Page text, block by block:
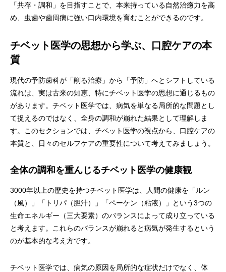
「共存・調和」を目指すことで、本来持っている自然治癒力を高
め、虫歯や歯周病に強い口内環境を育むことができるのです。
チベット医学の思想から学ぶ、口腔ケアの本
質
現代の予防歯科が「削る治療」から「予防」へとシフトしている
流れは、実は古来の知恵、特にチベット医学の思想に通じるもの
があります。チベット医学では、病気を単なる局所的な問題とし
て捉えるのではなく、全身の調和が崩れた結果として理解しま
す。このセクションでは、チベット医学の視点から、口腔ケアの
本質と、日々のセルフケアの重要性について考えてみましょう。
全体の調和を重んじるチベット医学の健康観
3000年以上の歴史を持つチベット医学は、人間の健康を「ルン
（風）」「トリパ（胆汁）」「ペーケン（粘液）」という3つの
生命エネルギー（三大要素）のバランスによって成り立っている
と考えます。これらのバランスが崩れると病気が発生するという
のが基本的な考え方です。
チベット医学では、病気の原因を局所的な症状だけでなく、体